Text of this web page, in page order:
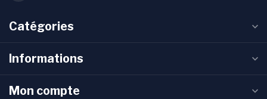
Catégories
Informations
Mon compte